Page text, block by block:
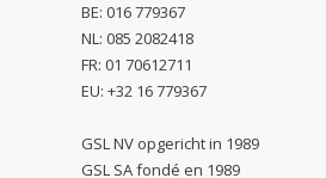
BE: 016 779367
NL: 085 2082418
FR: 01 70612711
EU: +32 16 779367
GSL NV opgericht in 1989
GSL SA fondé en 1989